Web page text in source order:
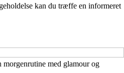
kan du træffe en informeret
med glamour og